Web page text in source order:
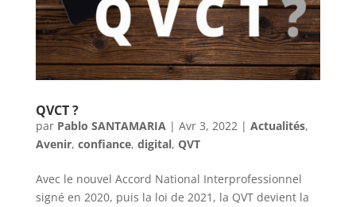
QVCT ?
par Pablo SANTAMARIA| Avr 3, 2022| Actualités,
Avenir, confiance, digital, QVT
Avec le nouvel Accord National Interprofessionnel
signé en 2020, puis la loi de 2021, la QVT devient la